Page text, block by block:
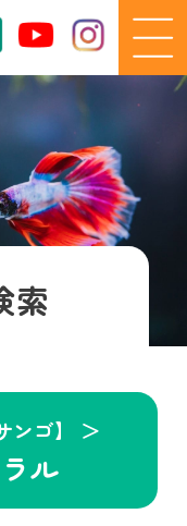
索
ンゴ】 ＞
ル